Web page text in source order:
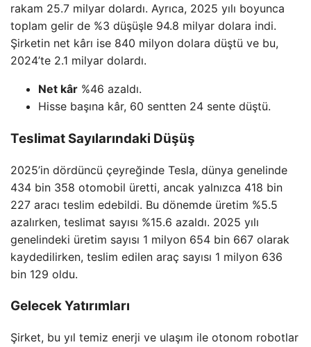
rakam 25.7 milyar dolardı. Ayrıca, 2025 yılı boyunca
toplam gelir de %3 düşüşle 94.8 milyar dolara indi.
Şirketin net kârı ise 840 milyon dolara düştü ve bu,
2024’te 2.1 milyar dolardı.
Net kâr %46 azaldı.
Hisse başına kâr, 60 sentten 24 sente düştü.
Teslimat Sayılarındaki Düşüş
2025’in dördüncü çeyreğinde Tesla, dünya genelinde
434 bin 358 otomobil üretti, ancak yalnızca 418 bin
227 aracı teslim edebildi. Bu dönemde üretim %5.5
azalırken, teslimat sayısı %15.6 azaldı. 2025 yılı
genelindeki üretim sayısı 1 milyon 654 bin 667 olarak
kaydedilirken, teslim edilen araç sayısı 1 milyon 636
bin 129 oldu.
Gelecek Yatırımları
Şirket, bu yıl temiz enerji ve ulaşım ile otonom robotlar